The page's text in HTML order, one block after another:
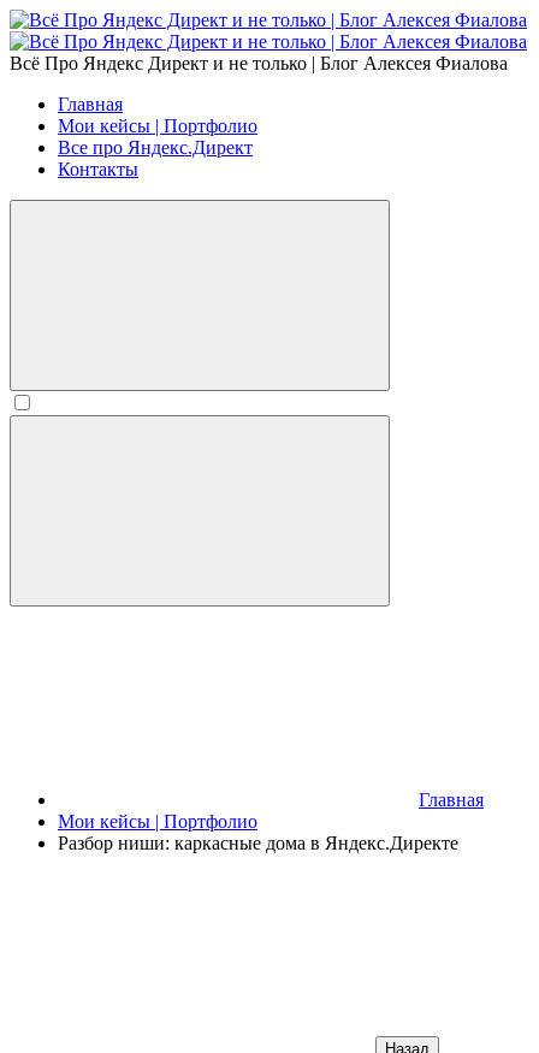
Всё Про Яндекс Директ и не только | Блог Алексея Фиалова
Главная
Мои кейсы | Портфолио
Все про Яндекс.Директ
Контакты
Главная
Мои кейсы | Портфолио
Разбор ниши: каркасные дома в Яндекс.Директе
Назад